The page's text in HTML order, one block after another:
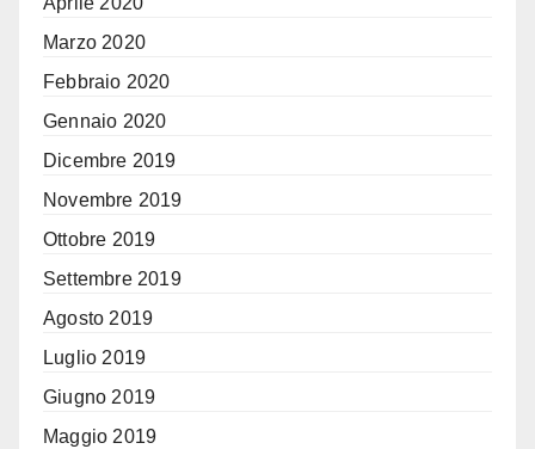
Marzo 2020
Febbraio 2020
Gennaio 2020
Dicembre 2019
Novembre 2019
Ottobre 2019
Settembre 2019
Agosto 2019
Luglio 2019
Giugno 2019
Maggio 2019